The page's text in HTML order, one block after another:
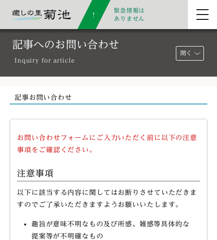
緊急情報は
ありません
記事へのお問い合わせ
Inquiry for article
開く
記事お問い合わせ
お問い合わせフォームにご入力いただく前に以下の注意
事項をご確認ください。
注意事項
以下に該当する内容に関してはお断りさせていただきま
すのでご了承いただきますようお願いいたします。
趣旨が意味不明なもの及び所感、雑感等具体的な
提案等が不明確なもの